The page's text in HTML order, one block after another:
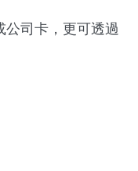
司卡，更可透過